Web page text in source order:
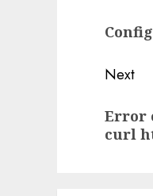
post:
Next
post:
Error
curl